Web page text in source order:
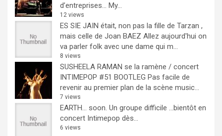
d’entreprises… My...
12 views
ES SIE JAIN était, non pas la fille de Tarzan ,
mais celle de Joan BAEZ Allez aujourd'hui on
va parler folk avec une dame qui m...
8 views
SUSHEELA RAMAN se la ramène / concert
INTIMEPOP #51 BOOTLEG Pas facile de
revenir au premier plan de la scène music...
7 views
EARTH… soon. Un groupe difficile ...bientôt en
concert Intimepop dès...
6 views